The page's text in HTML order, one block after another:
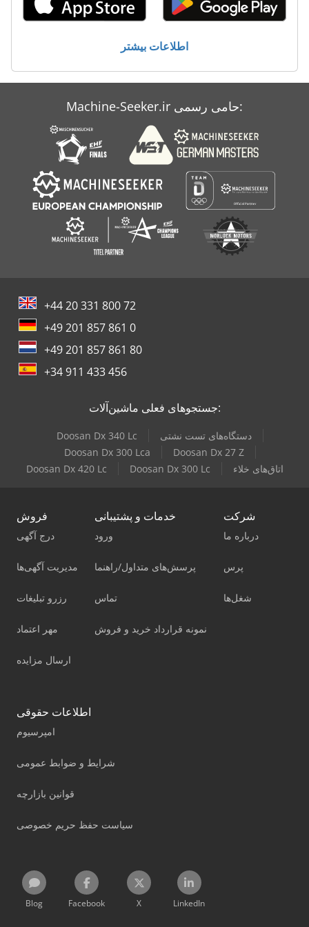
Vo 100
اطلاعات بیشتر
Machine-Seeker.ir حامی رسمی:
+44 20 331 800 72
+49 201 857 861 0
+49 201 857 861 80
+34 911 433 456
جستجوهای فعلی ماشین‌آلات:
Doosan Dx 340 Lc
دستگاه‌های تست نشتی
Doosan Dx 300 Lca
Doosan Dx 27 Z
Doosan Dx 420 Lc
Doosan Dx 300 Lc اتاق‌های خلاء
فروش
درج آگهی
مدیریت آگهی‌ها
رزرو تبلیغات
مهر اعتماد
ارسال مزایده
خدمات و پشتیبانی
ورود
پرسش‌های متداول/راهنما
تماس
نمونه قرارداد خرید و فروش
شرکت
درباره ما
پرس
شغل‌ها
اطلاعات حقوقی
امپرسیوم
شرایط و ضوابط عمومی
قوانین بازارچه
سیاست حفظ حریم خصوصی
Blog Facebook X LinkedIn